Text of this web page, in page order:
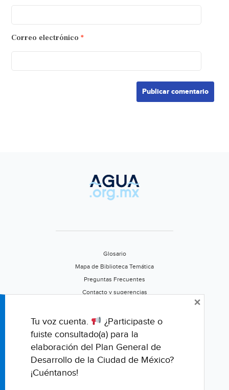
Correo electrónico *
Glosario
Mapa de Biblioteca Temática
Preguntas Frecuentes
Contacto y sugerencias
Califica este portal
Tu voz cuenta.
¿Participaste o
fuiste consultado(a) para la
elaboración del Plan General de
Desarrollo de la Ciudad de México?
¡Cuéntanos!
×